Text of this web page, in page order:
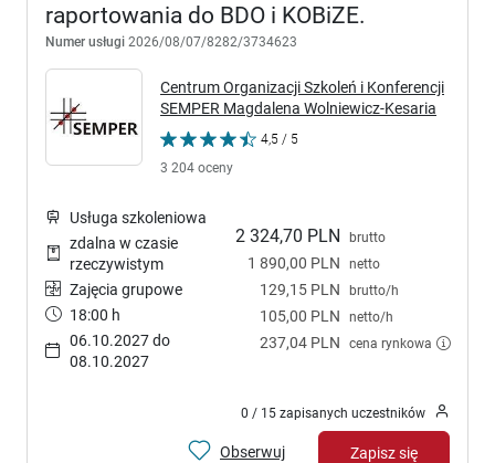
raportowania do BDO i KOBiZE.
Numer usługi 2026/08/07/8282/3734623
Centrum Organizacji Szkoleń i Konferencji
SEMPER Magdalena Wolniewicz-Kesaria
4,5 / 5
3 204 oceny
2 324,70 PLN brutto
1 890,00 PLN netto
129,15 PLN brutto/h
105,00 PLN netto/h
237,04 PLN cena rynkowa
Usługa szkoleniowa
zdalna w czasie
rzeczywistym
Zajęcia grupowe
18:00 h
06.10.2027 do
08.10.2027
0 / 15 zapisanych uczestników
Obserwuj Zapisz się